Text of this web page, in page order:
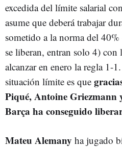
excedida del límite salarial
asume que deberá trabajar
sometido a la norma del
se liberan, entran solo 4) con
alcanzar en enero la regla 1-
situación límite es que
Piqué, Antoine Griezmann
Barça ha conseguido
Mateu Alemany ha jugado